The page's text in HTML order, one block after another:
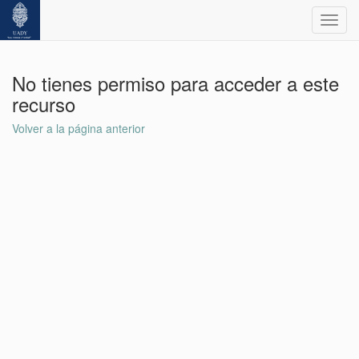
No tienes permiso para acceder a este
recurso
Volver a la página anterior